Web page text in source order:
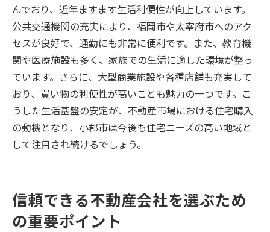
んでおり、近年ますます生活利便性が向上しています。
公共交通機関の充実により、福岡市や太宰府市へのアク
セスが良好で、通勤にも非常に便利です。また、教育機
関や医療施設も多く、家族での生活に適した環境が整っ
ています。さらに、大型商業施設や各種店舗も充実して
おり、買い物の利便性が高いことも魅力の一つです。こ
うした生活基盤の安定が、不動産市場における住宅購入
の動機となり、小郡市は今後も住宅ニーズの高い地域と
して注目され続けるでしょう。
信頼できる不動産会社を選ぶため
の重要ポイント